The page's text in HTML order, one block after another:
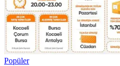
Popüler